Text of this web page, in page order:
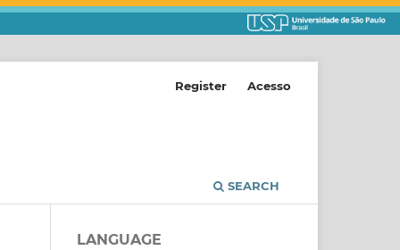
SEARCH
Register Acesso
LANGUAGE